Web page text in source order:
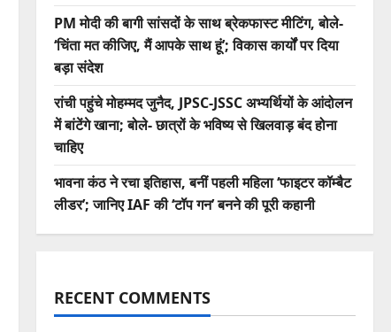
PM मोदी की बागी सांसदों के साथ ब्रेकफास्ट मीटिंग, बोले-
‘चिंता मत कीजिए, मैं आपके साथ हूं’; विकास कार्यों पर दिया
बड़ा संदेश
रांची पहुंचे मोहम्मद जुनैद, JPSC-JSSC अभ्यर्थियों के आंदोलन
में बांटेंगे खाना; बोले- छात्रों के भविष्य से खिलवाड़ बंद होना
चाहिए
भावना कंठ ने रचा इतिहास, बनीं पहली महिला ‘फाइटर कॉम्बैट
लीडर’; जानिए IAF की ‘टॉप गन’ बनने की पूरी कहानी
RECENT COMMENTS